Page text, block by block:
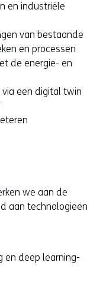
en industriële
van bestaande
en processen
de energie- en
een digital twin
we aan de
aan technologieën
en deep learning-